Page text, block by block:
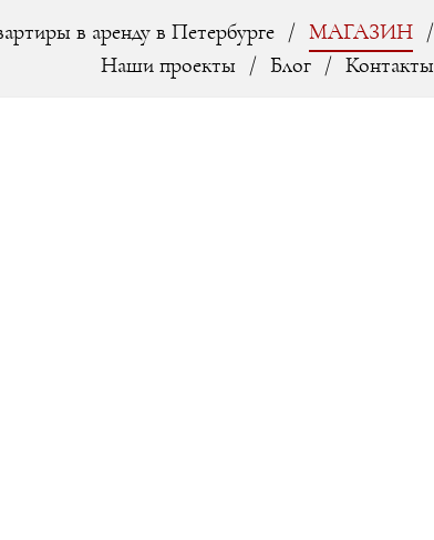
в аренду в Петербурге / МАГАЗИН
/
Наши проекты
/ Блог / Контакты